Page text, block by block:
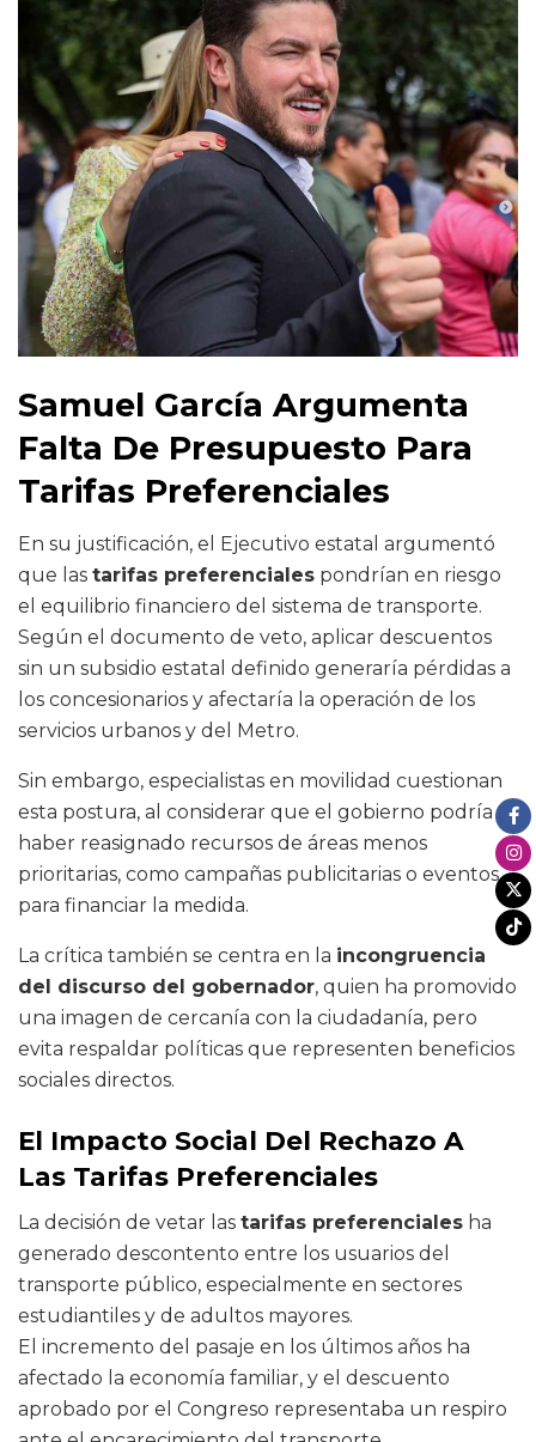
Samuel García Argumenta
Falta De Presupuesto Para
Tarifas Preferenciales
En su justificación, el Ejecutivo estatal argumentó
que las tarifas preferenciales pondrían en riesgo
el equilibrio financiero del sistema de transporte.
Según el documento de veto, aplicar descuentos
sin un subsidio estatal definido generaría pérdidas a
los concesionarios y afectaría la operación de los
servicios urbanos y del Metro.
Sin embargo, especialistas en movilidad cuestionan
esta postura, al considerar que el gobierno podría
haber reasignado recursos de áreas menos
prioritarias, como campañas publicitarias o eventos,
para financiar la medida.
La crítica también se centra en la incongruencia
del discurso del gobernador, quien ha promovido
una imagen de cercanía con la ciudadanía, pero
evita respaldar políticas que representen beneficios
sociales directos.
El Impacto Social Del Rechazo A
Las Tarifas Preferenciales
La decisión de vetar las tarifas preferenciales ha
generado descontento entre los usuarios del
transporte público, especialmente en sectores
estudiantiles y de adultos mayores.
El incremento del pasaje en los últimos años ha
afectado la economía familiar, y el descuento
aprobado por el Congreso representaba un respiro